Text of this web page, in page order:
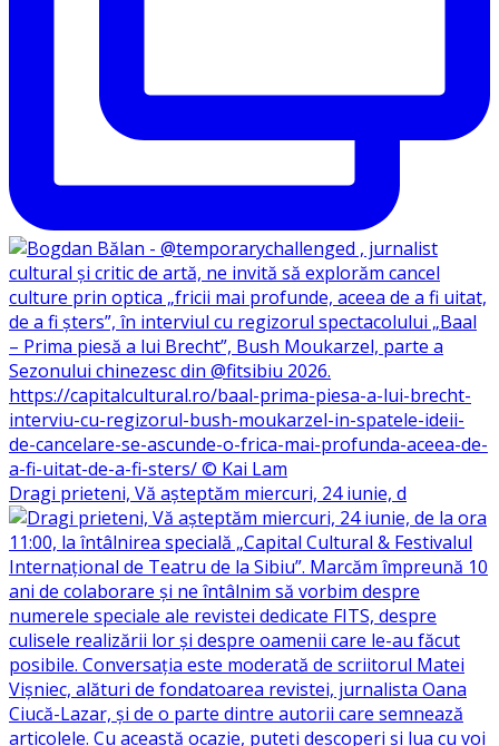
Dragi prieteni, Vă așteptăm miercuri, 24 iunie, d